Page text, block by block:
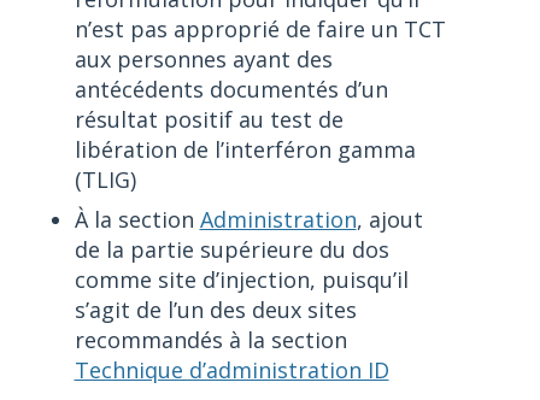
n’est pas approprié de faire un TCT
aux personnes ayant des
antécédents documentés d’un
résultat positif au test de
libération de l’interféron gamma
(TLIG)
À la section Administration, ajout
de la partie supérieure du dos
comme site d’injection, puisqu’il
s’agit de l’un des deux sites
recommandés à la section
Technique d’administration ID